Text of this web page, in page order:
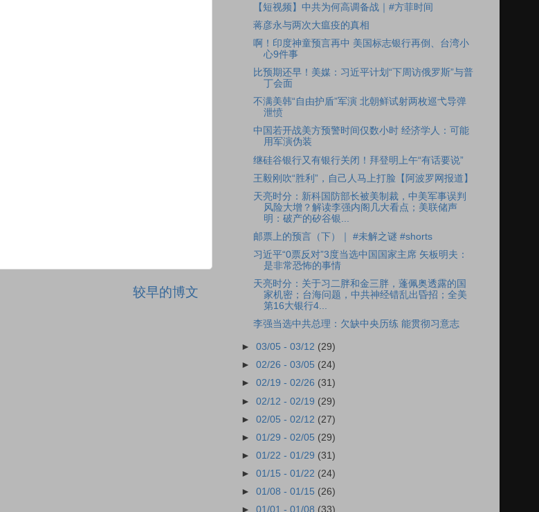
较早的博文
【短视频】中共为何高调备战｜#方菲时间
蒋彦永与两次大瘟疫的真相
啊！印度神童预言再中 美国标志银行再倒、台湾小
心9件事
比预期还早！美媒：习近平计划“下周访俄罗斯”与普
丁会面
不满美韩“自由护盾”军演 北朝鲜试射两枚巡弋导弹
泄愤
中国若开战美方预警时间仅数小时 经济学人：可能
用军演伪装
继硅谷银行又有银行关闭！拜登明上午“有话要说”
王毅刚吹“胜利”，自己人马上打脸【阿波罗网报道】
天亮时分：新科国防部长被美制裁，中美军事误判
风险大增？解读李强内阁几大看点；美联储声
明：破产的矽谷银...
邮票上的预言（下）｜ #未解之谜 #shorts
习近平“0票反对”3度当选中国国家主席 矢板明夫：
是非常恐怖的事情
天亮时分：关于习二胖和金三胖，蓬佩奥透露的国
家机密；台海问题，中共神经错乱出昏招；全美
第16大银行4...
李强当选中共总理：欠缺中央历练 能贯彻习意志
►03/05 - 03/12 (29)
►02/26 - 03/05 (24)
►02/19 - 02/26 (31)
►02/12 - 02/19 (29)
►02/05 - 02/12 (27)
►01/29 - 02/05 (29)
►01/22 - 01/29 (31)
►01/15 - 01/22 (24)
►01/08 - 01/15 (26)
►01/01 - 01/08 (33)